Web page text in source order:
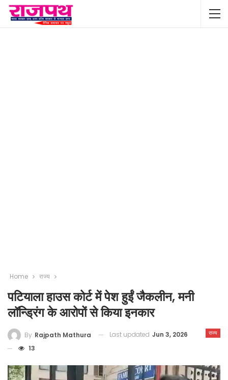
Home राज्य
पटियाला हाउस कोर्ट में पेश हुईं जैकलीन, मनी
लॉन्ड्रिंग के आरोपों से किया इनकार
राज्य
By Rajpath Mathura Last updated Jun 3, 2026
13